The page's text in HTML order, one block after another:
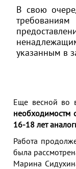
Еще весной во
необходимостм
16-18 лет
Работа
была
Марина
В свою
указанным в